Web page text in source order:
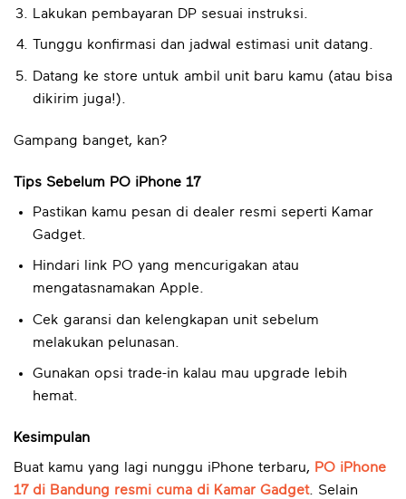
Lakukan pembayaran DP sesuai instruksi.
Tunggu konfirmasi dan jadwal estimasi unit datang.
Datang ke store untuk ambil unit baru kamu (atau bisa
dikirim juga!).
Gampang banget, kan?
Tips Sebelum PO iPhone 17
Pastikan kamu pesan di dealer resmi seperti Kamar
Gadget.
Hindari link PO yang mencurigakan atau
mengatasnamakan Apple.
Cek garansi dan kelengkapan unit sebelum
melakukan pelunasan.
Gunakan opsi trade-in kalau mau upgrade lebih
hemat.
Kesimpulan
Buat kamu yang lagi nunggu iPhone terbaru, PO iPhone
17 di Bandung resmi cuma di Kamar Gadget. Selain